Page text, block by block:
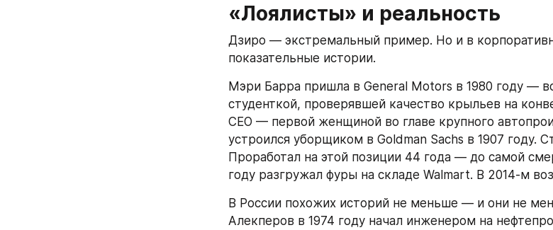
«Лоялисты» и реальность
Дзиро — экстремальный пример. Но и в
показательные истории.
Мэри Барра пришла в General Motors в 1980 году —
студенткой, проверявшей качество крыльев на
CEO — первой женщиной во главе крупного
устроился уборщиком в Goldman Sachs в 1907 году.
Проработал на этой позиции 44 года — до самой
году разгружал фуры на складе Walmart. В 2014-м
В России похожих историй не меньше — и они не
Алекперов в 1974 году начал инженером на